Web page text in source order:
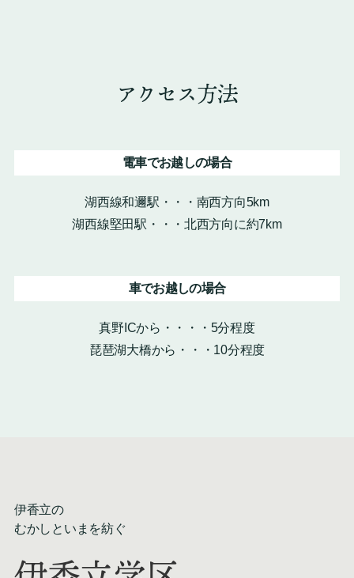
アクセス方法
電車でお越しの場合
湖西線和邇駅・・・南西方向5km
湖西線堅田駅・・・北西方向に約7km
車でお越しの場合
真野ICから・・・・5分程度
琵琶湖大橋から・・・10分程度
伊香立の
むかしといまを紡ぐ